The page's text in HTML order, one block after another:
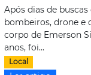
Após dias de
bombeiros, drone e
corpo de Emerson
anos, foi...
Local